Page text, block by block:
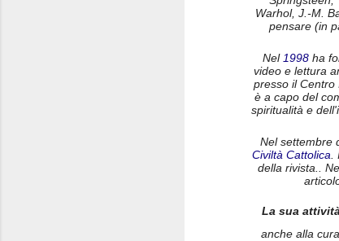
Warhol, J.-M.
pensare (in
Nel 1998ha
video e lettura
presso il Centro
è a capo del
spiritualità e
Nel settembre
Civiltà Cattolica
della rivista..
La sua
anche alla